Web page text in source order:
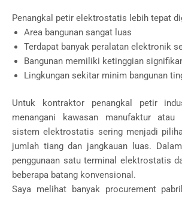
Penangkal petir elektrostatis lebih tepat
Area bangunan sangat luas
Terdapat banyak peralatan elektronik
Bangunan memiliki ketinggian
Lingkungan sekitar minim bangunan
Untuk kontraktor penangkal petir
menangani kawasan manufaktur atau
sistem elektrostatis sering menjadi
jumlah tiang dan jangkauan luas.
penggunaan satu terminal elektrostatis
beberapa batang konvensional.
Saya melihat banyak procurement